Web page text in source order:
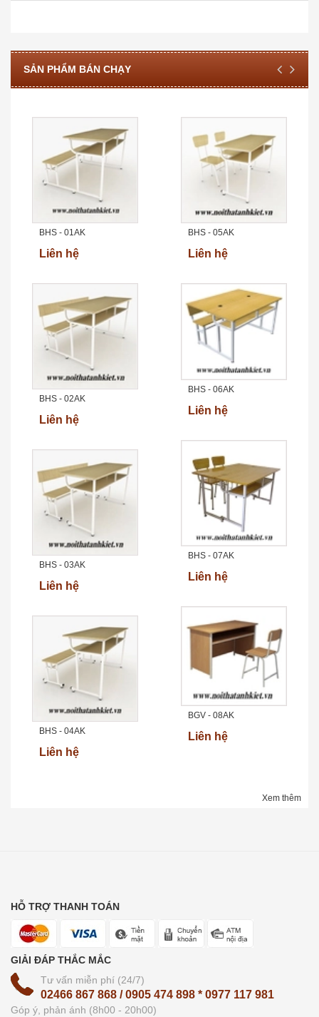
SẢN PHẨM BÁN CHẠY
BHS - 01AK
Liên hệ
BHS - 02AK
Liên hệ
BHS - 03AK
Liên hệ
BHS - 04AK
Liên hệ
BHS - 05AK
Liên hệ
BHS - 06AK
Liên hệ
BHS - 07AK
Liên hệ
BGV - 08AK
Liên hệ
Xem thêm
HỖ TRỢ THANH TOÁN
GIẢI ĐÁP THẮC MẮC
Tư vấn miễn phí (24/7)
02466 867 868 / 0905 474 898 * 0977 117 981
Góp ý, phản ánh (8h00 - 20h00)